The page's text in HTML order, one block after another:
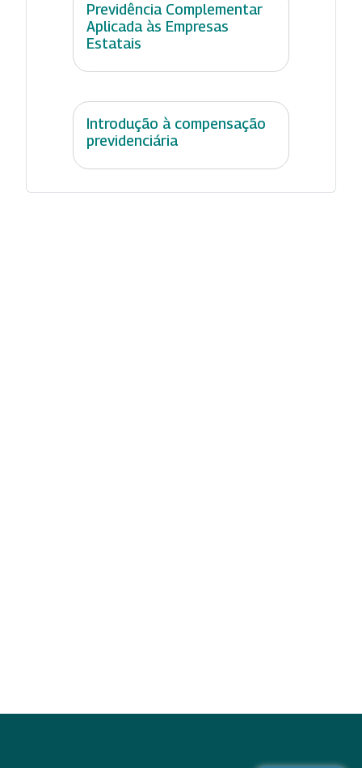
Previdência Complementar
Aplicada às Empresas
Estatais
Introdução à compensação
previdenciária